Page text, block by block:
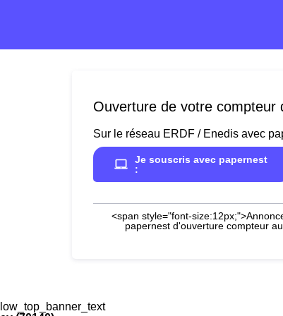
Ouverture de votre compteur
Sur le réseau ERDF / Enedis avec
Je souscris avec papernest
:
<span style="font-
papernest d'ouverture compteur